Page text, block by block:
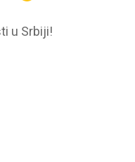
u Srbiji!